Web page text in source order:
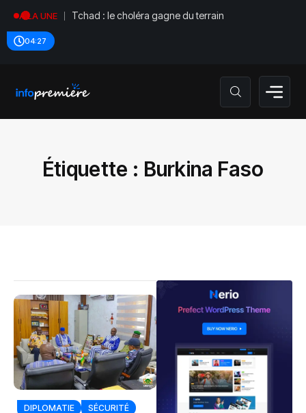
A LA UNE
Sénégal : la justice tranche dans une affaire liée au
04:27
Étiquette : Burkina Faso
DIPLOMATIE SÉCURITÉ